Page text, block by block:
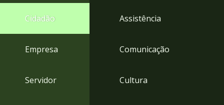
rodapé
Cidadão
Empresa
Servidor
Assistência
Comunicação
Cultura